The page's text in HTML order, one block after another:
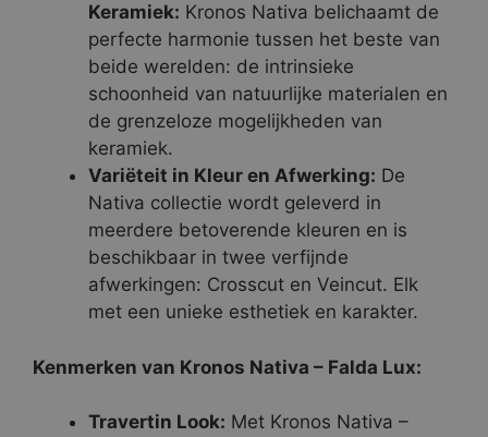
Keramiek: Kronos Nativa belichaamt de
perfecte harmonie tussen het beste van
beide werelden: de intrinsieke
schoonheid van natuurlijke materialen en
de grenzeloze mogelijkheden van
keramiek.
Variëteit in Kleur en Afwerking: De
Nativa collectie wordt geleverd in
meerdere betoverende kleuren en is
beschikbaar in twee verfijnde
afwerkingen: Crosscut en Veincut. Elk
met een unieke esthetiek en karakter.
Kenmerken van Kronos Nativa – Falda Lux:
Travertin Look: Met Kronos Nativa –